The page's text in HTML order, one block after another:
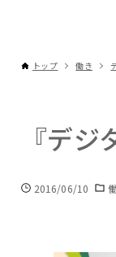
トップ 働き
『デ
2016/06/10